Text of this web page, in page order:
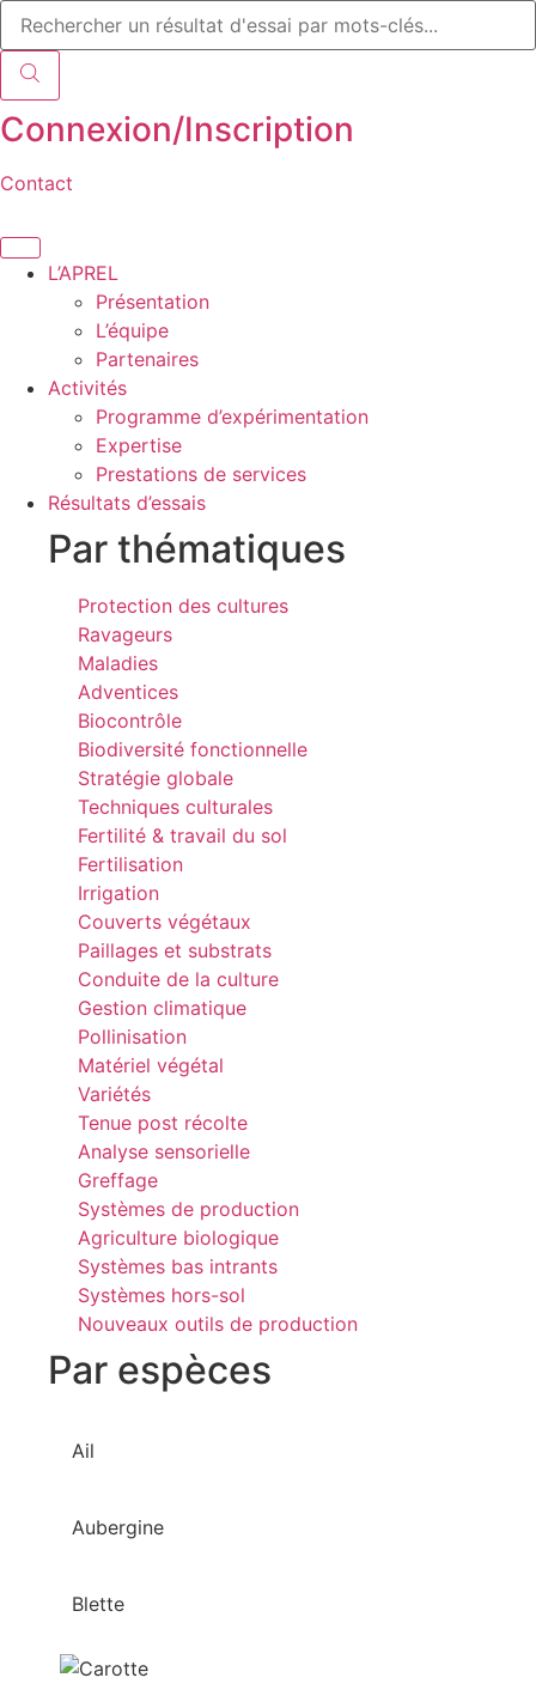
Aller
au
contenu
Recherche
de
produits
Connexion/Inscription
Contact
L’APREL
Présentation
L’équipe
Partenaires
Activités
Programme d’expérimentation
Expertise
Prestations de services
Résultats d’essais
Par thématiques
Protection des cultures
Ravageurs
Maladies
Adventices
Biocontrôle
Biodiversité fonctionnelle
Stratégie globale
Techniques culturales
Fertilité & travail du sol
Fertilisation
Irrigation
Couverts végétaux
Paillages et substrats
Conduite de la culture
Gestion climatique
Pollinisation
Matériel végétal
Variétés
Tenue post récolte
Analyse sensorielle
Greffage
Systèmes de production
Agriculture biologique
Systèmes bas intrants
Systèmes hors-sol
Nouveaux outils de production
Par espèces
Ail
Aubergine
Blette